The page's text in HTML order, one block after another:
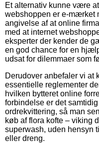
Et alternativ kunne være
webshoppen er e-mærket
angivelse af at online
med at internet
eksperter der kender de
en god chance for en
udsat for dilemmaer som
Derudover anbefaler vi at
essentielle reglementer
hvilken bytteret online
forbindelse er det
ordrekvittering, så man
køb af flora kofte – viking
superwash, uden hensyn
eller dreng.